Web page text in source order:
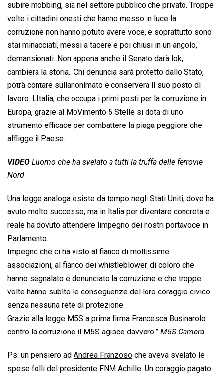
subire mobbing, sia nel settore pubblico che privato. Troppe
volte i cittadini onesti che hanno messo in luce la
corruzione non hanno potuto avere voce, e soprattutto sono
stai minacciati, messi a tacere e poi chiusi in un angolo,
demansionati. Non appena anche il Senato darà lok,
cambierà la storia.. Chi denuncia sarà protetto dallo Stato,
potrà contare sullanonimato e conserverà il suo posto di
lavoro. LItalia, che occupa i primi posti per la corruzione in
Europa, grazie al MoVimento 5 Stelle si dota di uno
strumento efficace per combattere la piaga peggiore che
affligge il Paese.
VIDEO Luomo che ha svelato a tutti la truffa delle ferrovie
Nord
Una legge analoga esiste da tempo negli Stati Uniti, dove ha
avuto molto successo, ma in Italia per diventare concreta e
reale ha dovuto attendere limpegno dei nostri portavoce in
Parlamento.
Impegno che ci ha visto al fianco di moltissime
associazioni, al fianco dei whistleblower, di coloro che
hanno segnalato e denunciato la corruzione e che troppe
volte hanno subìto le conseguenze del loro coraggio civico
senza nessuna rete di protezione.
Grazie alla legge M5S a prima firma Francesca Businarolo
contro la corruzione il M5S agisce davvero.” M5S Camera
Ps: un pensiero ad Andrea Franzoso che aveva svelato le
spese folli del presidente FNM Achille. Un coraggio pagato